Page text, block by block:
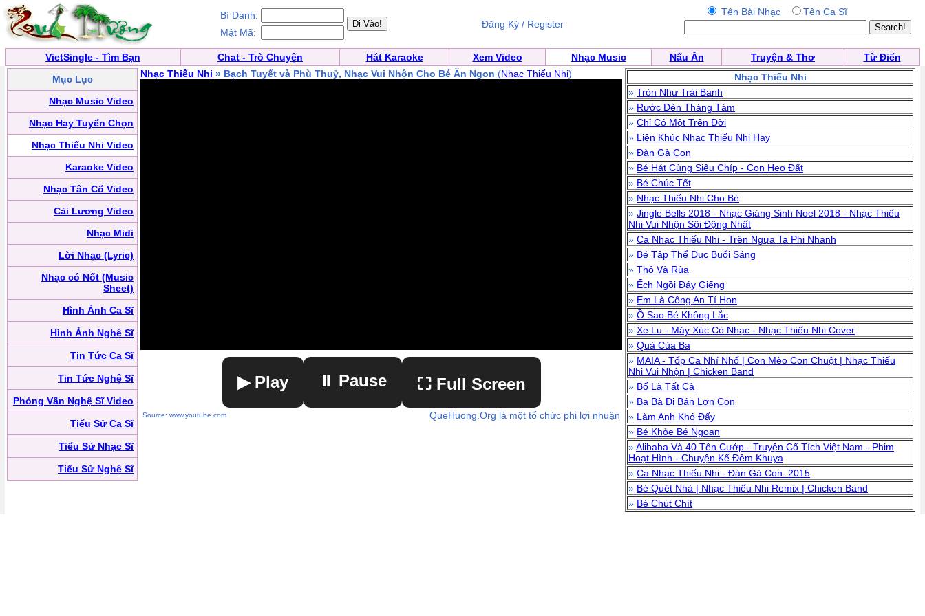
Bí Danh:
Mật Mã:
Đăng Ký / Register
Tên Bài Nhạc Tên Ca Sĩ
VietSingle - Tìm Bạn Chat - Trò Chuyện Hát Karaoke Xem Video Nhạc Music Nấu Ăn Truyện & Thơ
Từ Điển
Mục Lục
Nhạc Music Video
Nhạc Hay Tuyển Chọn
Nhạc Thiếu Nhi Video
Karaoke Video
Nhạc Tân Cổ Video
Cải Lương Video
Nhạc Midi
Lời Nhạc (Lyric)
Nhạc có Nốt (Music
Sheet)
Hình Ảnh Ca Sĩ
Hình Ảnh Nghệ Sĩ
Tin Tức Ca Sĩ
Tin Tức Nghệ Sĩ
Phỏng Vấn Nghệ Sĩ Video
Tiểu Sử Ca Sĩ
Tiểu Sử Nhạc Sĩ
Tiểu Sử Nghệ Sĩ
Nhạc Thiếu Nhi » Bạch Tuyết và Phù Thuỷ, Nhạc Vui Nhộn Cho Bé Ăn Ngon (Nhạc Thiếu Nhi)
▶ Play ⏸ Pause ⛶ Full Screen
Source: www.youtube.com QueHuong.Org là một tổ chức phi lợi nhuận
Nhạc Thiếu Nhi
» Tròn Như Trái Banh
» Rước Đèn Tháng Tám
» Chỉ Có Một Trên Đời
» Liên Khúc Nhạc Thiếu Nhi Hay
» Đàn Gà Con
» Bé Hát Cùng Siêu Chíp - Con Heo Đất
» Bé Chúc Tết
» Nhạc Thiếu Nhi Cho Bé
» Jingle Bells 2018 - Nhạc Giáng Sinh Noel 2018 - Nhạc Thiếu
Nhi Vui Nhộn Sôi Động Nhất
» Ca Nhạc Thiếu Nhi - Trên Ngựa Ta Phi Nhanh
» Bé Tập Thể Dục Buổi Sáng
» Thỏ Và Rùa
» Ếch Ngồi Đáy Giếng
» Em Là Công An Tí Hon
» Ồ Sao Bé Không Lắc
» Xe Lu - Máy Xúc Có Nhạc - Nhạc Thiếu Nhi Cover
» Quà Của Ba
» MAIA - Tốp Ca Nhí Nhố | Con Mèo Con Chuột | Nhạc Thiếu
Nhi Vui Nhộn | Chicken Band
» Bố Là Tất Cả
» Ba Bà Đi Bán Lợn Con
» Làm Anh Khó Đấy
» Bé Khỏe Bé Ngoan
»Alibaba Và 40 Tên Cướp - Truyện Cổ Tích Việt Nam - Phim
Hoạt Hình - Chuyện Kể Đêm Khuya
» Ca Nhạc Thiếu Nhi - Đàn Gà Con. 2015
» Bé Quét Nhà | Nhạc Thiếu Nhi Remix | Chicken Band
» Bé Chút Chít